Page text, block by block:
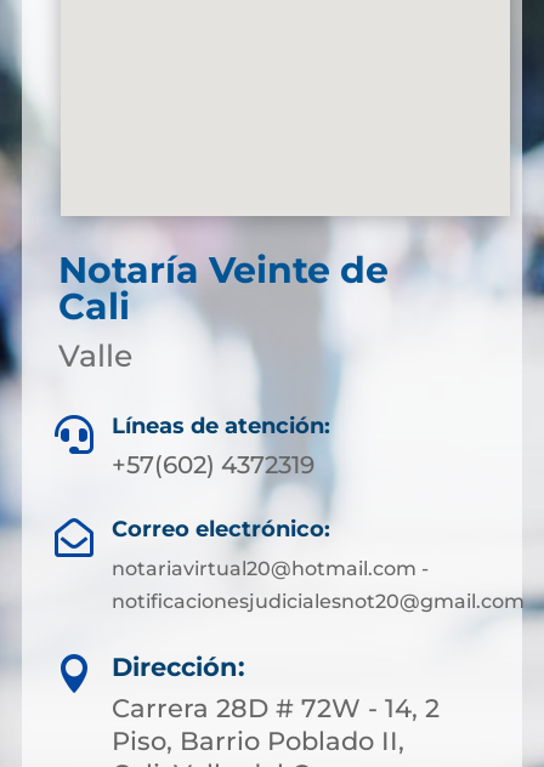
Notaría Veinte de
Cali
Valle
 Líneas de atención:
+57(602) 4372319
 Correo electrónico:
notariavirtual20@hotmail.com -
notificacionesjudicialesnot20@gmail.com

Dirección:
Carrera 28D # 72W - 14, 2
Piso, Barrio Poblado II,